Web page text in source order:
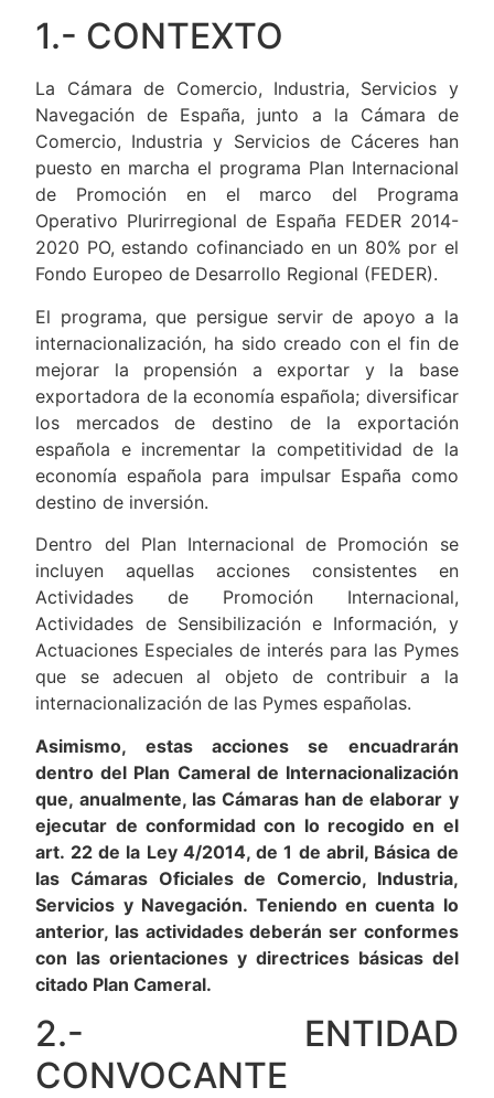
1.- CONTEXTO
La Cámara de Comercio, Industria, Servicios y
Navegación de España, junto a la Cámara de
Comercio, Industria y Servicios de Cáceres han
puesto en marcha el programa Plan Internacional
de Promoción en el marco del Programa
Operativo Plurirregional de España FEDER 2014-
2020 PO, estando cofinanciado en un 80% por el
Fondo Europeo de Desarrollo Regional (FEDER).
El programa, que persigue servir de apoyo a la
internacionalización, ha sido creado con el fin de
mejorar la propensión a exportar y la base
exportadora de la economía española; diversificar
los mercados de destino de la exportación
española e incrementar la competitividad de la
economía española para impulsar España como
destino de inversión.
Dentro del Plan Internacional de Promoción se
incluyen aquellas acciones consistentes en
Actividades de Promoción Internacional,
Actividades de Sensibilización e Información, y
Actuaciones Especiales de interés para las Pymes
que se adecuen al objeto de contribuir a la
internacionalización de las Pymes españolas.
Asimismo, estas acciones se encuadrarán
dentro del Plan Cameral de Internacionalización
que, anualmente, las Cámaras han de elaborar y
ejecutar de conformidad con lo recogido en el
art. 22 de la Ley 4/2014, de 1 de abril, Básica de
las Cámaras Oficiales de Comercio, Industria,
Servicios y Navegación. Teniendo en cuenta lo
anterior, las actividades deberán ser conformes
con las orientaciones y directrices básicas del
citado Plan Cameral.
2.- ENTIDAD
CONVOCANTE